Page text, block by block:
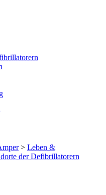
> Leben &
der Defibrillatorern